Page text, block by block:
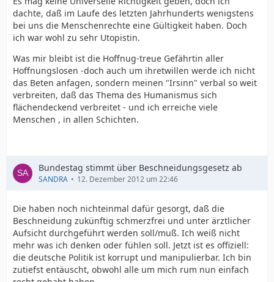
dachte, daß im Laufe des letzten Jahrhunderts wenigstens
bei uns die Menschenrechte eine Gültigkeit haben. Doch
ich war wohl zu sehr Utopistin.
Was mir bleibt ist die Hoffnug-treue Gefährtin aller
Hoffnungslosen -doch auch um ihretwillen werde ich nicht
das Beten anfagen, sondern meinen "Irsinn" verbal so weit
verbreiten, daß das Thema des Humanismus sich
flächendeckend verbreitet - und ich erreiche viele
Menschen , in allen Schichten.
Bundestag stimmt über Beschneidungsgesetz ab
SANDRA 12. Dezember 2012 um 22:46
Die haben noch nichteinmal dafür gesorgt, daß die
Beschneidung zukünftig schmerzfrei und unter ärztlicher
Aufsicht durchgeführt werden soll/muß. Ich weiß nicht
mehr was ich denken oder fühlen soll. Jetzt ist es offiziell:
die deutsche Politik ist korrupt und manipulierbar. Ich bin
zutiefst entäuscht, obwohl alle um mich rum nun einfach